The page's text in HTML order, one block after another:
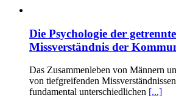
Die Psychologie der
Missverständnis der
Das Zusammenleben von Männern
von tiefgreifenden
fundamental unterschiedlichen [...]